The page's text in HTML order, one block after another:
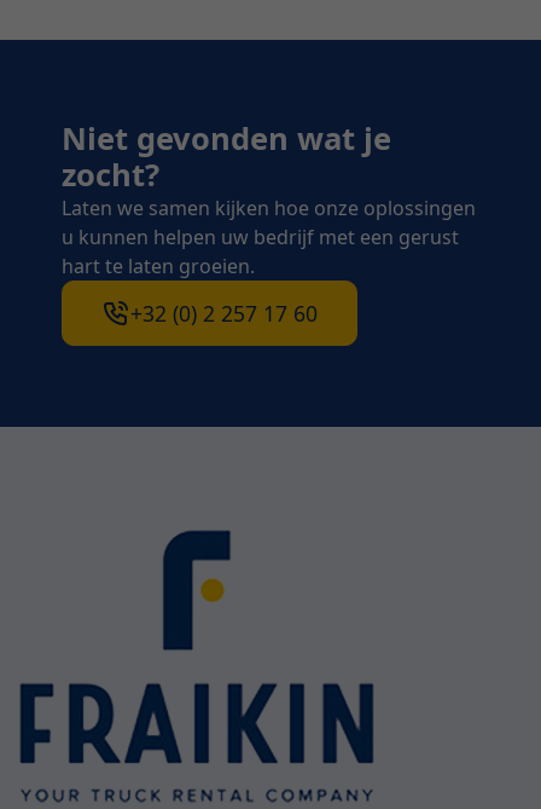
Niet gevonden wat je
zocht?
Laten we samen kijken hoe onze oplossingen
u kunnen helpen uw bedrijf met een gerust
hart te laten groeien.
+32 (0) 2 257 17 60